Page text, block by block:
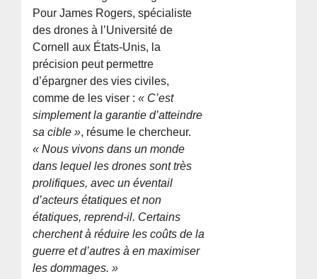
Pour James Rogers, spécialiste
des drones à l’Université de
Cornell aux États-Unis, la
précision peut permettre
d’épargner des vies civiles,
comme de les viser :« C’est
simplement la garantie d’atteindre
sa cible », résume le chercheur.
« Nous vivons dans un monde
dans lequel les drones sont très
prolifiques, avec un éventail
d’acteurs étatiques et non
étatiques, reprend-il. Certains
cherchent à réduire les coûts de la
guerre et d’autres à en maximiser
les dommages. »